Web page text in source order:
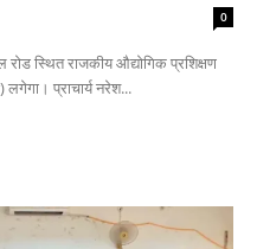
0
स्थित राजकीय औद्योगिक प्रशिक्षण
प्राचार्य नरेश...